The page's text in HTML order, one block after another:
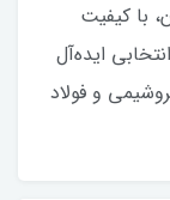
با کیفیت
ایده‌آل
و فولاد